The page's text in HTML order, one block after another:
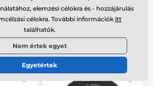
Önnél
5 800 Ft
elemzési célokra és - hozzájárulás
célokra. További információk itt
találhatók.
Nem értek egyet
Egyetértek